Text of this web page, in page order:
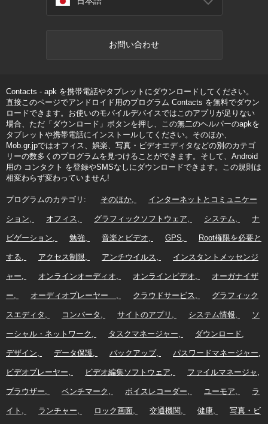
お問い合わせ
Contacts - apk を携帯電話やタブレットにダウンロードしてください。
直接このページでアンドロイド用のプログラム Contacts を無料でダウン
ロードできます。お使いのモバイルデバイスではこのアプリが足りない
場合、ただ「ダウンロード」ボタンを押し、この無二のヘルパーのapkを
タブレットや携帯電話にインストールしてください。そのほか、
Mob.gr.jpではオフィス、娯楽、写真・ビデオエディタなどの別のカテゴ
リーの数多くのプログラムを見つけることができます。そして、Android
用の コンタクト を登録やSMSなしにダウンロードできます。この規則は
相変わらず変わっていません!
プログラムのカテゴリ: そのほか インターネットとコミュニケー
ション オフィス グラフィックソフトウェア システム ナ
ビゲーション 勉強 音楽とビデオ GPS Root権限を必要と
する アクセス制限 アンチウイルス インスタントメッセンジ
ャー オンラインオーディオ オンラインビデオ オーガナイザ
ー オーディオプレーヤー クラウドサービス グラフィック
スエディタ コンバータ サイトのアプリ システム情報 ソ
ーシャル・ネットワーク タスクマネージャー ダウンロード
デザイン データ保護 バックアップ パスワードマネージャー
ビデオプレーヤー ビデオ編集ソフトウェア ファイルマネージャ
ブラウザー ベンチマーク ボイスレコーダー ユーモア ラ
イト ランチャー ロック画面 交通機関 健康 写真・ビ